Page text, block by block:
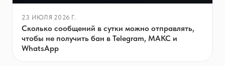
23 ИЮЛЯ 2026 Г.
Сколько сообщений в сутки можно отправлять,
чтобы не получить бан в Telegram, МАКС и
WhatsApp